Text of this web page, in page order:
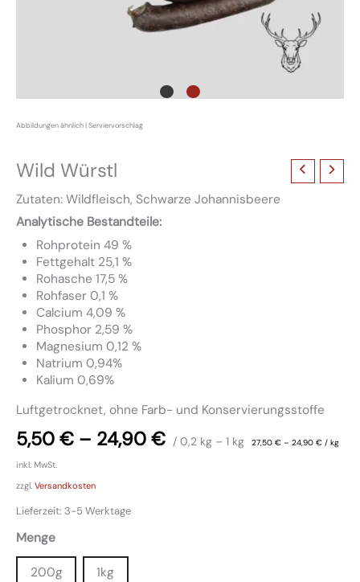
Wild Würstl
Zutaten: Wildfleisch, Schwarze Johannisbeere
Analytische Bestandteile:
Rohprotein 49 %
Fettgehalt 25,1 %
Rohasche 17,5 %
Rohfaser 0,1 %
Calcium 4,09 %
Phosphor 2,59 %
Magnesium 0,12 %
Natrium 0,94%
Kalium 0,69%
Luftgetrocknet, ohne Farb- und Konservierungsstoffe
5,50 € – 24,90 € / 0,2 kg – 1 kg 27,50 € – 24,90 € / kg
inkl. MwSt.
zzgl. Versandkosten
Lieferzeit: 3-5 Werktage
Menge
200g 1kg